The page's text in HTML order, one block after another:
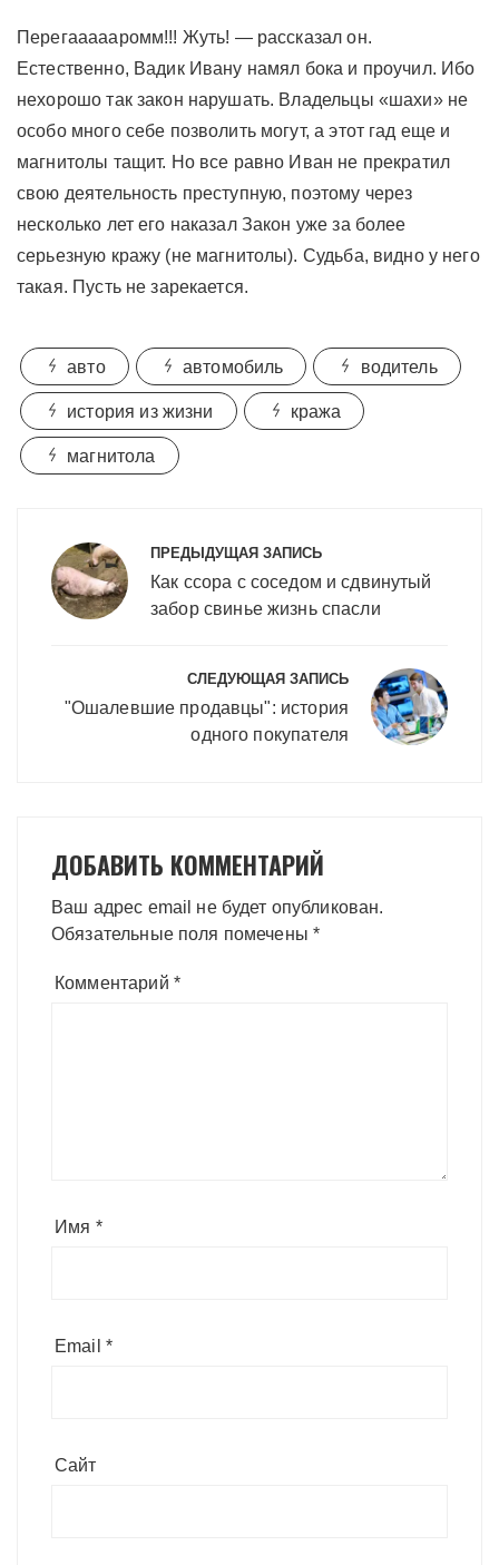
Перегаааааромм!!! Жуть! — рассказал он.
Естественно, Вадик Ивану намял бока и проучил. Ибо
нехорошо так закон нарушать. Владельцы «шахи» не
особо много себе позволить могут, а этот гад еще и
магнитолы тащит. Но все равно Иван не прекратил
свою деятельность преступную, поэтому через
несколько лет его наказал Закон уже за более
серьезную кражу (не магнитолы). Судьба, видно у него
такая. Пусть не зарекается.
авто автомобиль водитель
история из жизни кража
магнитола
записям
ПРЕДЫДУЩАЯ ЗАПИСЬ
Как ссора с соседом и сдвинутый
забор свинье жизнь спасли
СЛЕДУЮЩАЯ ЗАПИСЬ
"Ошалевшие продавцы": история
одного покупателя
ДОБАВИТЬ КОММЕНТАРИЙ
Ваш адрес email не будет опубликован.
Обязательные поля помечены*
Комментарий *
Имя *
Email *
Сайт